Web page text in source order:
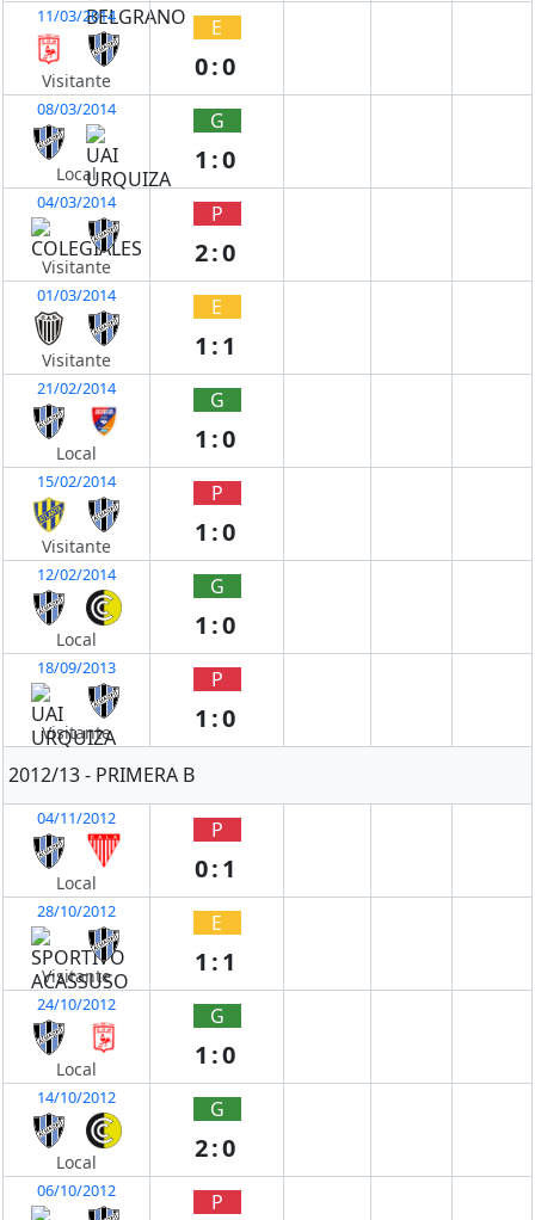
11/03/2014
Visitante
E
0:0
08/03/2014
Local
G
1:0
04/03/2014
Visitante
P
2:0
01/03/2014
Visitante
E
1:1
21/02/2014
Local
G
1:0
15/02/2014
Visitante
P
1:0
12/02/2014
Local
G
1:0
18/09/2013
Visitante
P
1:0
2012/13 - PRIMERA B
04/11/2012
Local
P
0:1
28/10/2012
Visitante
E
1:1
24/10/2012
Local
G
1:0
14/10/2012
Local
G
2:0
06/10/2012 P